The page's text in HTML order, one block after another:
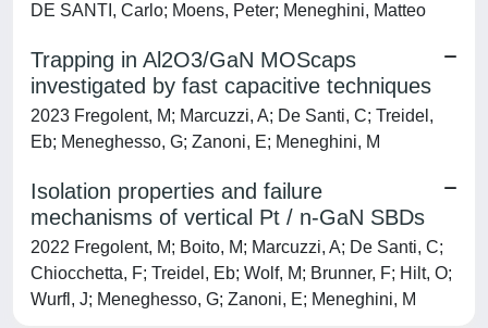
DE SANTI, Carlo; Moens, Peter; Meneghini, Matteo
Trapping in Al2O3/GaN MOScaps
investigated by fast capacitive techniques
2023 Fregolent, M; Marcuzzi, A; De Santi, C; Treidel,
Eb; Meneghesso, G; Zanoni, E; Meneghini, M
Isolation properties and failure
mechanisms of vertical Pt / n-GaN SBDs
2022 Fregolent, M; Boito, M; Marcuzzi, A; De Santi, C;
Chiocchetta, F; Treidel, Eb; Wolf, M; Brunner, F; Hilt, O;
Wurfl, J; Meneghesso, G; Zanoni, E; Meneghini, M